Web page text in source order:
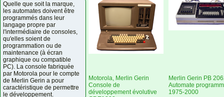
Quelle que soit la marque,
les automates doivent être
programmés dans leur
langage propre par
l'intermédiaire de consoles,
qu'elles soient de
programmation ou de
maintenance (à écran
graphique ou compatible
PC). La console fabriquée
par Motorola pour le compte
de Merlin Gerin a pour
caractéristique de permettre
le développement.
Motorola, Merlin Gerin
Console de
développement évolutive
Merlin Gerin PB
Automate
1975-2000